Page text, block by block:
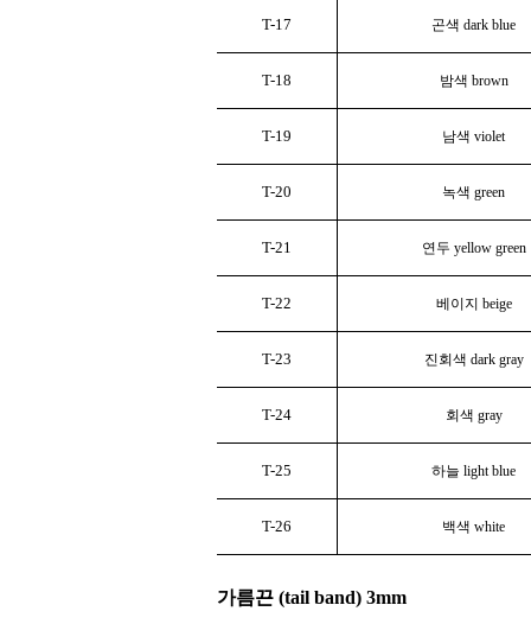
T-17 곤색 dark blue
T-18 밤색 brown
T-19 남색 violet
T-20 녹색 green
T-21 연두 yellow green
T-22 베이지 beige
T-23 진회색 dark gray
T-24 회색 gray
T-25 하늘 light blue
T-26 백색 white
가름끈 (tail band) 3mm